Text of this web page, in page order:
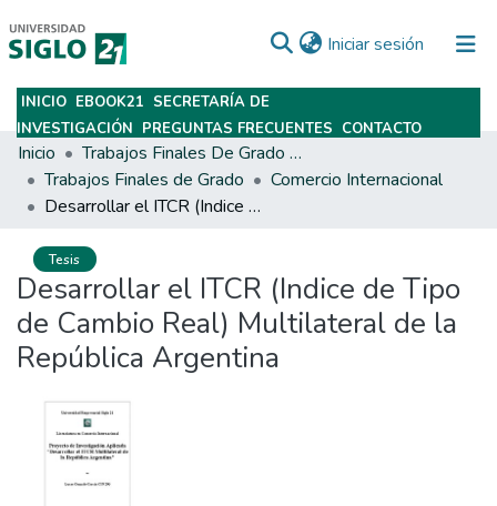
Iniciar sesión (current)
Subir
INICIO EBOOK21 SECRETARÍA DE
INVESTIGACIÓN PREGUNTAS FRECUENTES CONTACTO
Inicio
Trabajos Finales De Grado Y Posgrado
Trabajos Finales de Grado
Comercio Internacional
Desarrollar el ITCR (Indice de Tipo de Cambio Real) Multilateral de la República Argentina
Tesis
Desarrollar el ITCR (Indice de Tipo
de Cambio Real) Multilateral de la
República Argentina